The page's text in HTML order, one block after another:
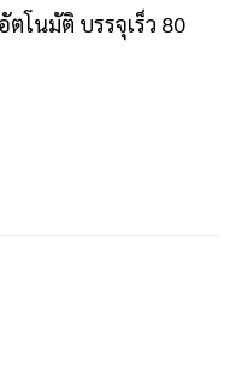
โนมัติ บรรจุเร็ว 80